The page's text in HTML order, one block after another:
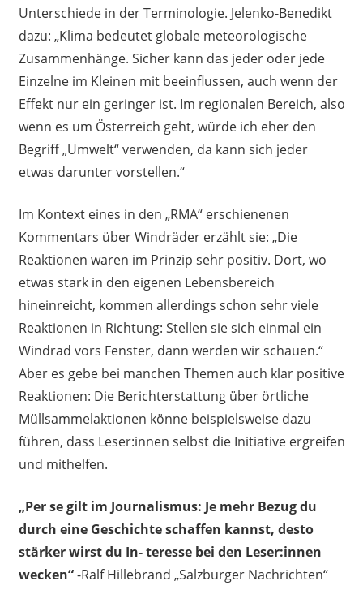
Unterschiede in der Terminologie. Jelenko-Benedikt
dazu: „Klima bedeutet globale meteorologische
Zusammenhänge. Sicher kann das jeder oder jede
Einzelne im Kleinen mit beeinflussen, auch wenn der
Effekt nur ein geringer ist. Im regionalen Bereich, also
wenn es um Österreich geht, würde ich eher den
Begriff „Umwelt“ verwenden, da kann sich jeder
etwas darunter vorstellen.“
Im Kontext eines in den „RMA“ erschienenen
Kommentars über Windräder erzählt sie: „Die
Reaktionen waren im Prinzip sehr positiv. Dort, wo
etwas stark in den eigenen Lebensbereich
hineinreicht, kommen allerdings schon sehr viele
Reaktionen in Richtung: Stellen sie sich einmal ein
Windrad vors Fenster, dann werden wir schauen.“
Aber es gebe bei manchen Themen auch klar positive
Reaktionen: Die Berichterstattung über örtliche
Müllsammelaktionen könne beispielsweise dazu
führen, dass Leser:innen selbst die Initiative ergreifen
und mithelfen.
„Per se gilt im Journalismus: Je mehr Bezug du
durch eine Geschichte schaffen kannst, desto
stärker wirst du In- teresse bei den Leser:innen
wecken“-Ralf Hillebrand „Salzburger Nachrichten“